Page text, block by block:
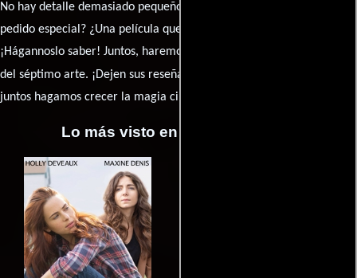
No hay detalle demasiado pequeño ni opinión insignificante. ¿Algún
pedido especial? ¿Una película que sueñas con ver reseñada?
¡Hágannoslo saber! Juntos, haremos de esta comunidad el epicentro
del séptimo arte. ¡Dejen sus reseña en la
juntos hagamos crecer la magia cinematográfica!
Lo más visto en Cineyseries.net